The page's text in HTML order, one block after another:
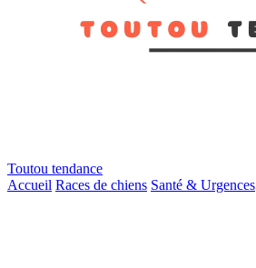
Toutou tendance
Accueil Races de chiens Santé & Urgences